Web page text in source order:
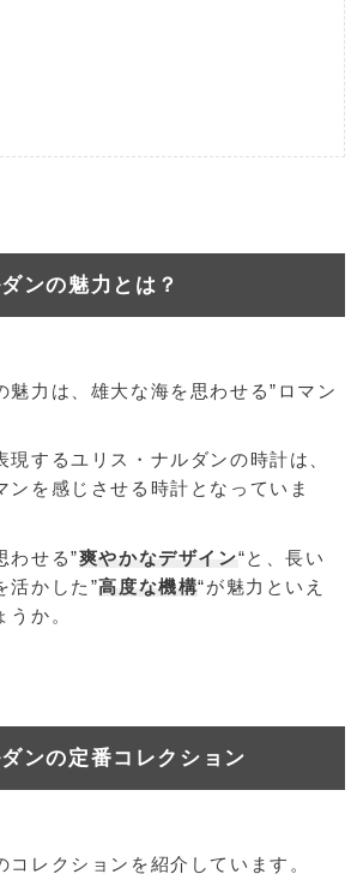
ンの魅力とは？
魅力は、雄大な海を思わせる”ロマン
現するユリス・ナルダンの時計は、
ンを感じさせる時計となっていま
わせる”爽やかなデザイン“と、長い
活かした”高度な機構“が魅力といえ
か。
ンの定番コレクション
コレクションを紹介しています。